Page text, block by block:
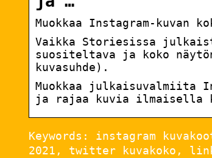
Muokkaa Instagram-kuvan
Vaikka Storiesissa
suositeltava ja koko
kuvasuhde).
Muokkaa julkaisuvalmiita
ja rajaa kuvia ilmaisella
Keywords: instagram
2021, twitter kuvakoko,